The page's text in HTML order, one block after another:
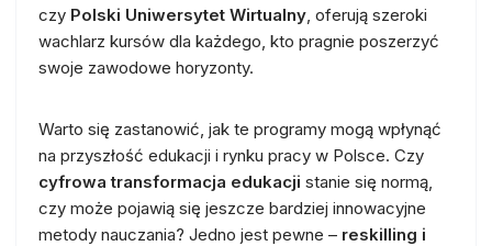
czy Polski Uniwersytet Wirtualny, oferują szeroki
wachlarz kursów dla każdego, kto pragnie poszerzyć
swoje zawodowe horyzonty.
Warto się zastanowić, jak te programy mogą wpłynąć
na przyszłość edukacji i rynku pracy w Polsce. Czy
cyfrowa transformacja edukacji stanie się normą,
czy może pojawią się jeszcze bardziej innowacyjne
metody nauczania? Jedno jest pewne – reskilling i